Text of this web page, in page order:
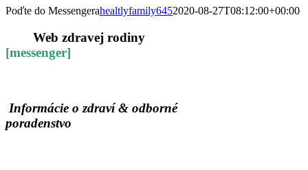
Poďte do Messengerahealtlyfamily6452020-08-27T08:12:00+00:00
Web zdravej rodiny
[messenger]
Informácie o zdraví & odborné
poradenstvo